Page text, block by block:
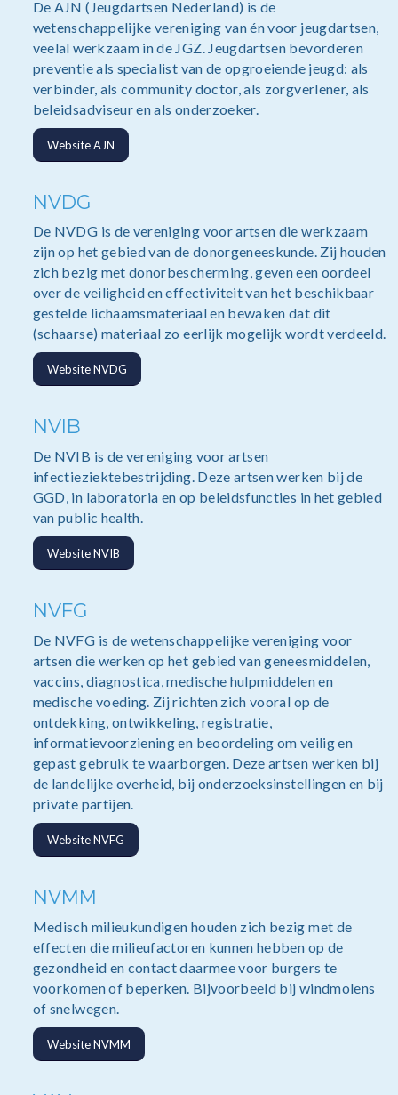
De AJN (Jeugdartsen Nederland) is de
wetenschappelijke vereniging van én voor jeugdartsen,
veelal werkzaam in de JGZ. Jeugdartsen bevorderen
preventie als specialist van de opgroeiende jeugd: als
verbinder, als community doctor, als zorgverlener, als
beleidsadviseur en als onderzoeker.
Website AJN
NVDG
De NVDG is de vereniging voor artsen die werkzaam
zijn op het gebied van de donorgeneeskunde. Zij houden
zich bezig met donorbescherming, geven een oordeel
over de veiligheid en effectiviteit van het beschikbaar
gestelde lichaamsmateriaal en bewaken dat dit
(schaarse) materiaal zo eerlijk mogelijk wordt verdeeld.
Website NVDG
NVIB
De NVIB is de vereniging voor artsen
infectieziektebestrijding. Deze artsen werken bij de
GGD, in laboratoria en op beleidsfuncties in het gebied
van public health.
Website NVIB
NVFG
De NVFG is de wetenschappelijke vereniging voor
artsen die werken op het gebied van geneesmiddelen,
vaccins, diagnostica, medische hulpmiddelen en
medische voeding. Zij richten zich vooral op de
ontdekking, ontwikkeling, registratie,
informatievoorziening en beoordeling om veilig en
gepast gebruik te waarborgen. Deze artsen werken bij
de landelijke overheid, bij onderzoeksinstellingen en bij
private partijen.
Website NVFG
NVMM
Medisch milieukundigen houden zich bezig met de
effecten die milieufactoren kunnen hebben op de
gezondheid en contact daarmee voor burgers te
voorkomen of beperken. Bijvoorbeeld bij windmolens
of snelwegen.
Website NVMM